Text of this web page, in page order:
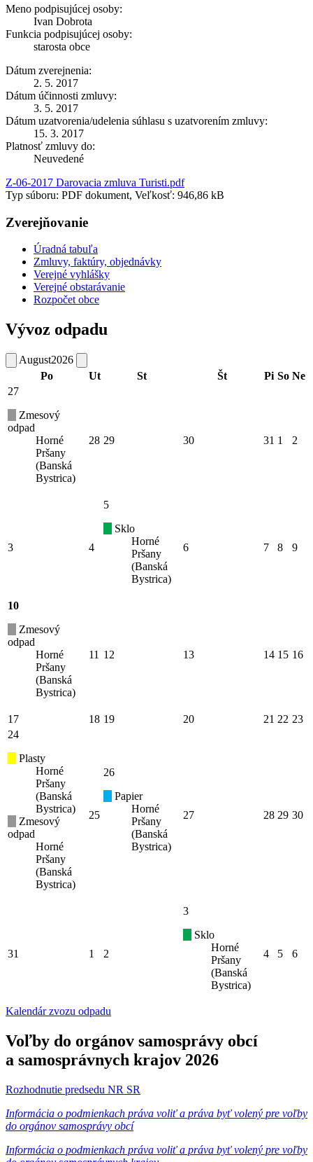
Meno podpisujúcej osoby:
Ivan Dobrota
Funkcia podpisujúcej osoby:
starosta obce
Dátum zverejnenia:
2. 5. 2017
Dátum účinnosti zmluvy:
3. 5. 2017
Dátum uzatvorenia/udelenia súhlasu s uzatvorením zmluvy:
15. 3. 2017
Platnosť zmluvy do:
Neuvedené
Z-06-2017 Darovacia zmluva Turisti.pdf
Typ súboru: PDF dokument, Veľkosť: 946,86 kB
Zverejňovanie
Úradná tabuľa
Zmluvy, faktúry, objednávky
Verejné vyhlášky
Verejné obstarávanie
Rozpočet obce
Vývoz odpadu
August2026
Po
Ut St Št Pi So Ne
27
Zmesový
odpad
Horné
Pršany
(Banská
Bystrica)
28 29 30 31 1 2
3 4
5
Sklo
Horné
Pršany
(Banská
Bystrica)
6 7 8 9
10
Zmesový
odpad
Horné
Pršany
(Banská
Bystrica)
11 12 13 14 15 16
17 18 19 20 21 22 23
24
Plasty
Horné
Pršany
(Banská
Bystrica)
Zmesový
odpad
Horné
Pršany
(Banská
Bystrica)
25
26
Papier
Horné
Pršany
(Banská
Bystrica)
27 28 29 30
31 1 2
3
Sklo
Horné
Pršany
(Banská
Bystrica)
4 5 6
Kalendár zvozu odpadu
Voľby do orgánov samosprávy obcí
a samosprávnych krajov 2026
Rozhodnutie predsedu NR SR
Informácia o podmienkach práva voliť a práva byť volený pre voľby
do orgánov samosprávy obcí
Informácia o podmienkach práva voliť a práva byť volený pre voľby